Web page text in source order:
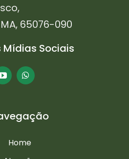
65076-090
Mídias Sociais
Home